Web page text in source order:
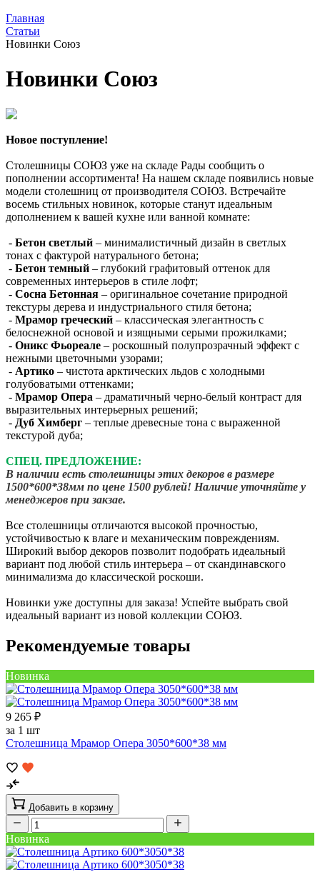
Главная
Статьи
Новинки Союз
Новинки Союз
Новое поступление!
Столешницы СОЮЗ уже на складе Рады сообщить о
пополнении ассортимента! На нашем складе появились новые
модели столешниц от производителя СОЮЗ. Встречайте
восемь стильных новинок, которые станут идеальным
дополнением к вашей кухне или ванной комнате:
- Бетон светлый – минималистичный дизайн в светлых
тонах с фактурой натурального бетона;
- Бетон темный – глубокий графитовый оттенок для
современных интерьеров в стиле лофт;
- Сосна Бетонная – оригинальное сочетание природной
текстуры дерева и индустриального стиля бетона;
- Мрамор греческий – классическая элегантность с
белоснежной основой и изящными серыми прожилками;
- Оникс Фьореале – роскошный полупрозрачный эффект с
нежными цветочными узорами;
- Артико – чистота арктических льдов с холодными
голубоватыми оттенками;
- Мрамор Опера – драматичный черно-белый контраст для
выразительных интерьерных решений;
- Дуб Химберг – теплые древесные тона с выраженной
текстурой дуба;
СПЕЦ. ПРЕДЛОЖЕНИЕ:
В наличии есть столешницы этих декоров в размере
1500*600*38мм по цене 1500 рублей! Наличие уточняйте у
менеджеров при закзае.
Все столешницы отличаются высокой прочностью,
устойчивостью к влаге и механическим повреждениям.
Широкий выбор декоров позволит подобрать идеальный
вариант под любой стиль интерьера – от скандинавского
минимализма до классической роскоши.
Новинки уже доступны для заказа! Успейте выбрать свой
идеальный вариант из новой коллекции СОЮЗ.
Рекомендуемые товары
Новинка
9 265 ₽
за 1 шт
Столешница Мрамор Опера 3050*600*38 мм
Добавить в корзину
Новинка